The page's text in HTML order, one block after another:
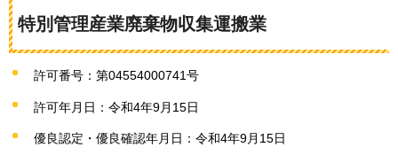
特別管理産業廃棄物収集運搬業
許可番号：第04554000741号
許可年月日：令和4年9月15日
優良認定・優良確認年月日：令和4年9月15日